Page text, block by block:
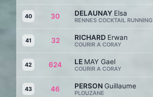
40 30 DELAUNAY Elsa
RENNES COCKTAIL RUNNING
41 32 RICHARD Erwan
COURIR A CORAY
42 624 LE MAY Gael
COURIR A CORAY
43 46 PERSON Guillaume
PLOUZANE